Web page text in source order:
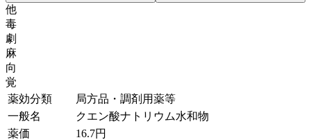
他
毒
劇
麻
向
覚
薬効分類
局方品・調剤用薬等
一般名
クエン酸ナトリウム水和物
薬価
16.7円